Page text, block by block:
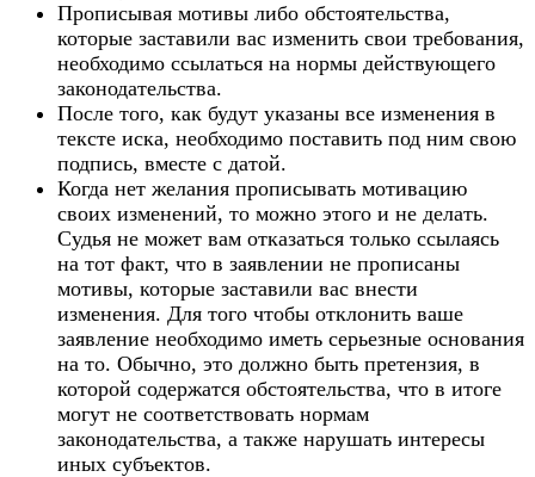
Прописывая мотивы либо обстоятельства,
которые заставили вас изменить свои требования,
необходимо ссылаться на нормы действующего
законодательства.
После того, как будут указаны все изменения в
тексте иска, необходимо поставить под ним свою
подпись, вместе с датой.
Когда нет желания прописывать мотивацию
своих изменений, то можно этого и не делать.
Судья не может вам отказаться только ссылаясь
на тот факт, что в заявлении не прописаны
мотивы, которые заставили вас внести
изменения. Для того чтобы отклонить ваше
заявление необходимо иметь серьезные основания
на то. Обычно, это должно быть претензия, в
которой содержатся обстоятельства, что в итоге
могут не соответствовать нормам
законодательства, а также нарушать интересы
иных субъектов.